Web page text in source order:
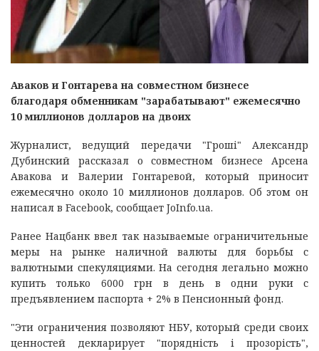
Аваков и Гонтарева на совместном бизнесе
благодаря обменникам "зарабатывают" ежемесячно
10 миллионов долларов на двоих
Журналист, ведущий передачи "Гроші" Александр
Дубинский рассказал о совместном бизнесе Арсена
Авакова и Валерии Гонтаревой, который приносит
ежемесячно около 10 миллионов долларов. Об этом он
написал в Facebook, сообщает JoInfo.ua.
Ранее Нацбанк ввел так называемые ограничительные
меры на рынке наличной валюты для борьбы с
валютными спекуляциями. На сегодня легально можно
купить только 6000 грн в день в одни руки с
предъявлением паспорта + 2% в Пенсионный фонд.
"Эти ограничения позволяют НБУ, который среди своих
ценностей декларирует "порядність і прозорість",